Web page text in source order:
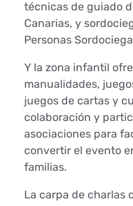
z
a
d
e
l
C
técnicas de guiado
Canarias, y
Personas
Y la zona infantil
manualidades,
juegos de cartas y
colaboración y
asociaciones para
convertir el evento
familias.
La carpa de charlas